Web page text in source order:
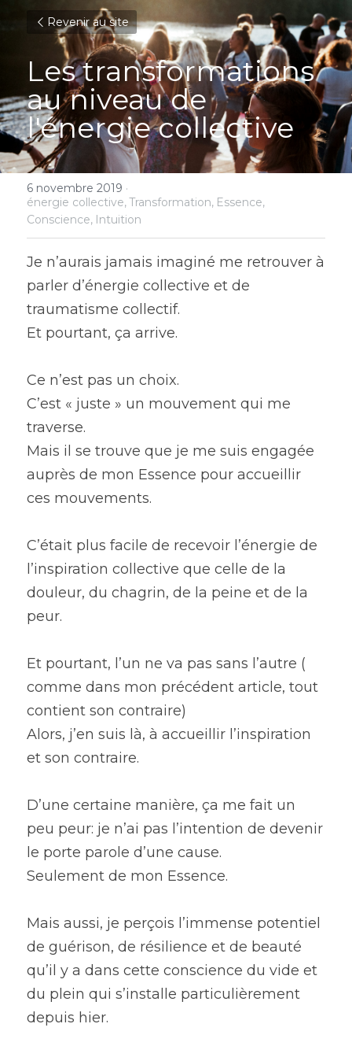
Revenir au site
Les transformations
au niveau de
l'énergie collective
6 novembre 2019 ·
énergie collective,Transformation, Essence,
Conscience, Intuition
Je n’aurais jamais imaginé me retrouver à
parler d’énergie collective et de
traumatisme collectif.
Et pourtant, ça arrive.
Ce n’est pas un choix.
C’est « juste » un mouvement qui me
traverse.
Mais il se trouve que je me suis engagée
auprès de mon Essence pour accueillir
ces mouvements.
C’était plus facile de recevoir l’énergie de
l’inspiration collective que celle de la
douleur, du chagrin, de la peine et de la
peur.
Et pourtant, l’un ne va pas sans l’autre (
comme dans mon précédent article, tout
contient son contraire)
Alors, j’en suis là, à accueillir l’inspiration
et son contraire.
D’une certaine manière, ça me fait un
peu peur: je n’ai pas l’intention de devenir
le porte parole d’une cause.
Seulement de mon Essence.
Mais aussi, je perçois l’immense potentiel
de guérison, de résilience et de beauté
qu’il y a dans cette conscience du vide et
du plein qui s’installe particulièrement
depuis hier.